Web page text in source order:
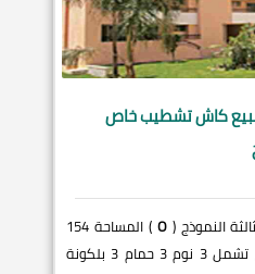
كاش تشطيب خاص
النموذج (O
) المساحة 154
شرقي تطل على شارع تشمل 3 نوم 3 حمام 3 بلكونة